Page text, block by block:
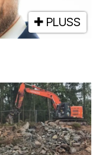
PLUSS